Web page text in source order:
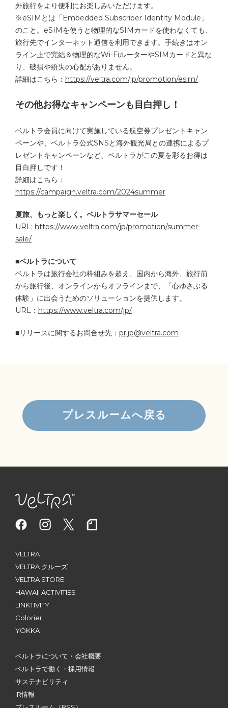
外旅行をより便利にお楽しみいただけます。
※eSIMとは「Embedded Subscriber Identity Module」
のこと。eSIMを使うと物理的なSIMカードを使わなくても、
旅行先でインターネット通信を利用できます。手続きはオン
ライン上で完結＆物理的なWi-FiルーターやSIMカードと異な
り、破損や紛失の心配がありません。
詳細はこちら： https://veltra.com/jp/promotion/esim/
その他お得なキャンペーンも目白押し！
ベルトラ会員に向けて実施している航空券プレゼントキャン
ペーンや、ベルトラ公式SNSと海外観光局との連携によるプ
レゼントキャンペーンなど、ベルトラがこの夏を彩るお得は
目白押しです！
詳細はこちら：
https://campaign.veltra.com/2024summer
夏旅、もっと楽しく。ベルトラサマーセール
URL: https://www.veltra.com/jp/promotion/summer-
sale/
■ベルトラについて
ベルトラは旅行会社の枠組みを超え、国内から海外、旅行前
から旅行後、オンラインからオフラインまで、「心ゆさぶる
体験」に出会うためのソリューションを提供します。
URL： https://www.veltra.com/jp/
■リリースに関するお問合せ先： pr.jp@veltra.com
プレスルームへ戻る
VELTRA
VELTRA クルーズ
VELTRA STORE
HAWAII ACTIVITIES
LINKTIVITY
Colorier
YOKKA
ベルトラについて・会社概要
ベルトラで働く・採用情報
サステナビリティ
IR情報